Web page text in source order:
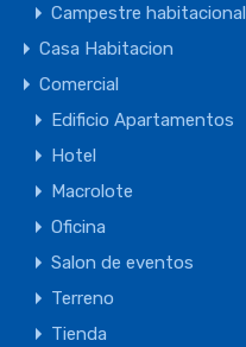
Campestre habitacional
Casa Habitacion
Comercial
Edificio Apartamentos
Hotel
Macrolote
Oficina
Salon de eventos
Terreno
Tienda